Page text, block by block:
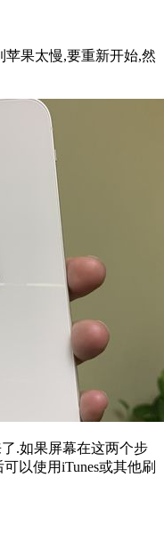
苹果太慢,要重新开始,然
.如果屏幕在这两个步
以使用iTunes或其他刷